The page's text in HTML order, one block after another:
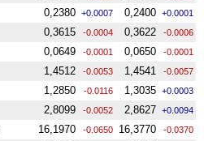
0,2380 +0.0007 0,2400 +0.0001
0,3615 -0.0004 0,3622 -0.0006
0,0649 -0.0001 0,0650 -0.0001
1,4512 -0.0053 1,4541 -0.0057
1,2850 -0.0116 1,3035 +0.0003
2,8099 -0.0052 2,8627 +0.0094
16,1970 -0.0650 16,3770 -0.0370